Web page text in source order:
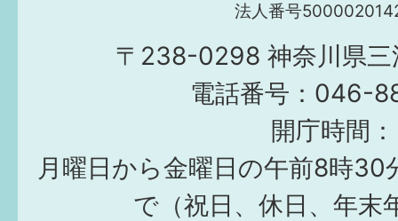
法人番号
〒238-0298 神奈川県三
電話番号：046-
開庁時間：
月曜日から金曜日の午前8時30
で（祝日、休日、年末